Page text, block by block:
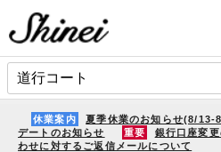
休業案内 夏季休業のお知らせ(8/13-
デートのお知らせ
重要 銀行口座変
わせに対するご返信メールについて